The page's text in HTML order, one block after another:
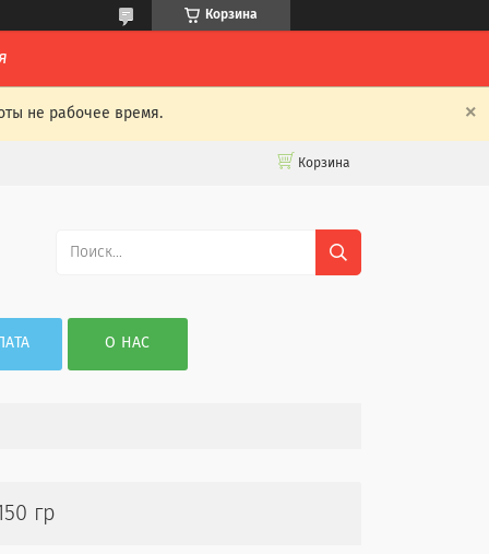
Корзина
не рабочее время.
Корзина
О НАС
гр